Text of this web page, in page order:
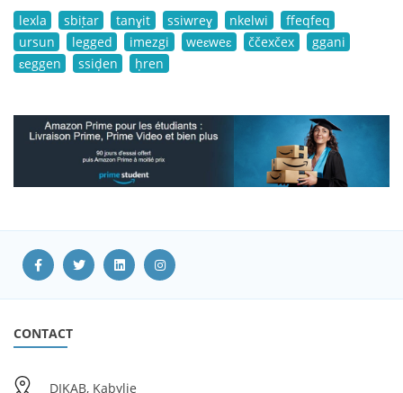
lexla sbiṭar tanɣit ssiwreɣ nkelwi
ffeqfeq
ursun
legged imezgi weɛweɛ ččexčex
ggani
ɛeggen
ssiḍen ḥren
CONTACT
DIKAB, Kabylie